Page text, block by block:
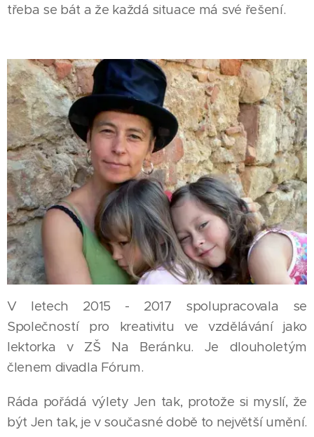
třeba se bát a že každá situace má své řešení.
V letech 2015 - 2017 spolupracovala se
Společností pro kreativitu ve vzdělávání jako
lektorka v ZŠ Na Beránku. Je dlouholetým
členem divadla Fórum.
Ráda pořádá výlety Jen tak, protože si myslí, že
být Jen tak, je v současné době to největší umění.